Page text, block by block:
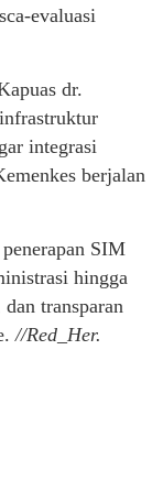
evaluasi
dr.
integrasi
berjalan
SIM
hingga
transparan
//Red_Her.